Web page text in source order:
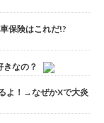
保険はこれだ!?
きなの？
よ！→なぜかXで大炎